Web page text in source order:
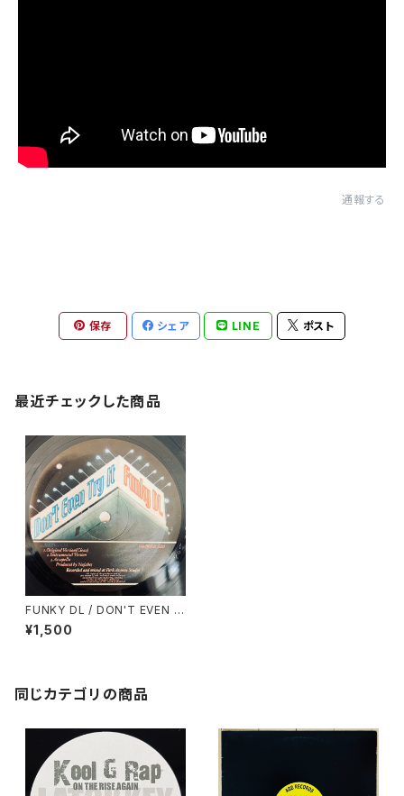
通報する
保存 シェア LINE ポスト
最近チェックした商品
FUNKY DL / DON'T EVEN T
RY IT
¥1,500
同じカテゴリの商品